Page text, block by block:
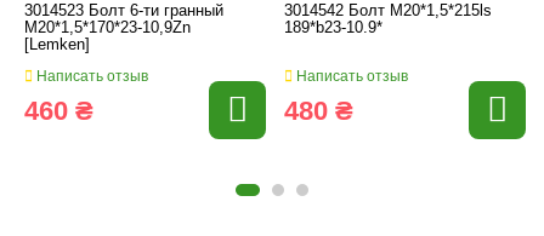
3014523 Болт 6-ти гранный
M20*1,5*170*23-10,9Zn
[Lemken]
Написать отзыв
460 ₴
3014542 Болт M20*1,5*215ls
189*b23-10.9*
Написать отзыв
480 ₴